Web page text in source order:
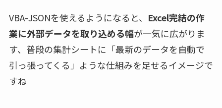
VBA-JSONを使えるようになると、 Excel完結の作
業に外部データを取り込める幅が一気に広がりま
す、普段の集計シートに「最新のデータを自動で
引っ張ってくる」ような仕組みを足せるイメージで
すね